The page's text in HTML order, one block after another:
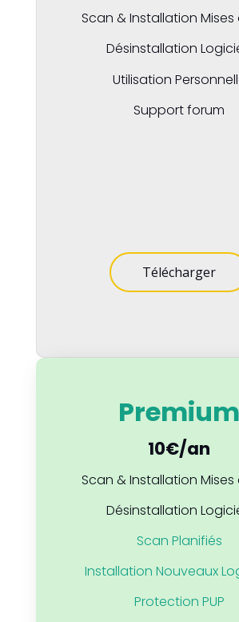
Scan & Installation Mises
Désinstallation
Utilisation
Support forum
Télécharger
Premium
10€/an
Scan & Installation Mises
Désinstallation
Scan Planifiés
Installation Nouveaux
Protection PUP